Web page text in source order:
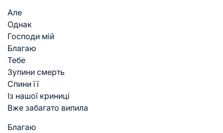
Але
Однак
Господи мій
Благаю
Тебе
Зупини смерть
Спини її
Із нашої криниці
Вже забагато випила
Благаю